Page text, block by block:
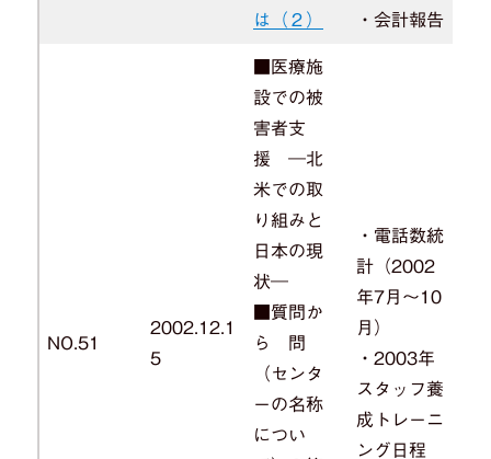
は（２）
・会計報告
NO.51
2002.12.1
5
■医療施
設での被
害者支
援 ―北
米での取
り組みと
日本の現
状―
■質問か
ら 問
（センタ
ーの名称
につい
・電話数統
計（2002
年7月～10
月）
・2003年
スタッフ養
成トレーニ
ング日程